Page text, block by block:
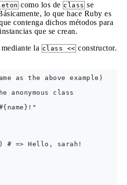
como los de class se
lo que hace Ruby es
contenga dichos métodos para
que se crean.
la class << constructor.
as the above example)
anonymous class
# => Hello, sarah!